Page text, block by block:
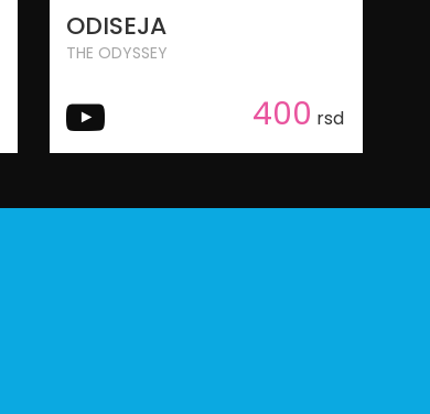
ODISEJA
THE ODYSSEY
400 rsd